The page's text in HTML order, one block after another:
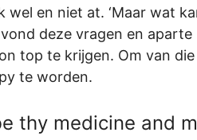
wel en niet at. ‘Maar wat
vond deze vragen en
top te krijgen. Om van
te worden.
thy medicine and